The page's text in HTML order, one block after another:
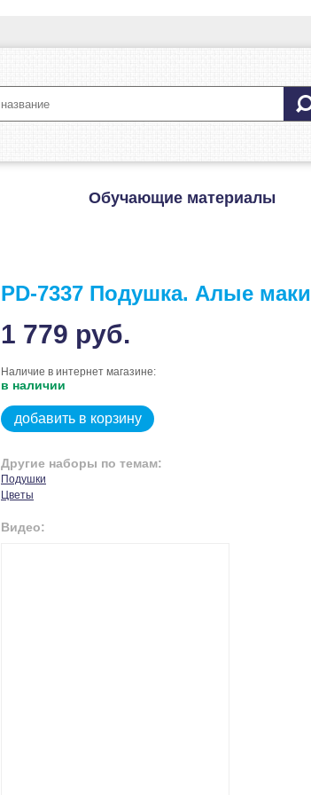
Обучающие материалы
PD-7337 Подушка. Алые маки
1 779 руб.
Наличие в интернет магазине:
в наличии
добавить в корзину
Другие наборы по темам:
Подушки
Цветы
Видео: